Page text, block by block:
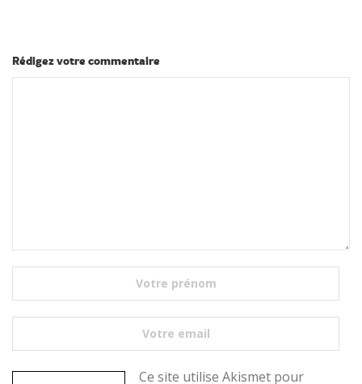
Rédigez votre commentaire
Ce site utilise Akismet pour